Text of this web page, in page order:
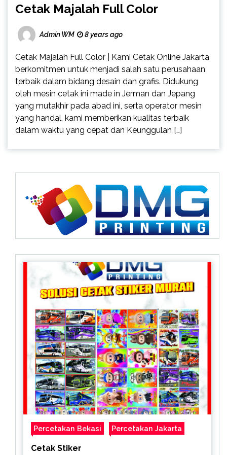
Cetak Majalah Full Color
Admin WM 8 years ago
Cetak Majalah Full Color | Kami Cetak Online Jakarta
berkomitmen untuk menjadi salah satu perusahaan
terbaik dalam bidang desain dan grafis. Didukung
oleh mesin cetak ini made in Jerman dan Jepang
yang mutakhir pada abad ini, serta operator mesin
yang handal, kami memberikan kualitas terbaik
dalam waktu yang cepat dan Keunggulan […]
Percetakan Bekasi Percetakan Jakarta
Cetak Stiker